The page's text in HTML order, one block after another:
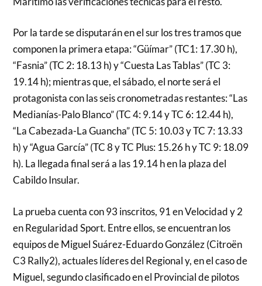
Por la tarde se disputarán en el sur los tres tramos que
componen la primera etapa: “Güímar” (TC1: 17.30 h),
“Fasnia” (TC 2: 18.13 h) y “Cuesta Las Tablas” (TC 3:
19.14 h); mientras que, el sábado, el norte será el
protagonista con las seis cronometradas restantes: “Las
Medianías-Palo Blanco” (TC 4: 9.14 y TC 6: 12.44 h),
“La Cabezada-La Guancha” (TC 5: 10.03 y TC 7: 13.33
h) y “Agua García” (TC 8 y TC Plus: 15.26 h y TC 9: 18.09
h). La llegada final será a las 19.14 h en la plaza del
Cabildo Insular.
La prueba cuenta con 93 inscritos, 91 en Velocidad y 2
en Regularidad Sport. Entre ellos, se encuentran los
equipos de Miguel Suárez-Eduardo González (Citroën
C3 Rally2), actuales líderes del Regional y, en el caso de
Miguel, segundo clasificado en el Provincial de pilotos